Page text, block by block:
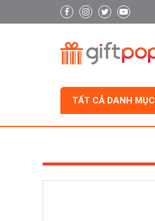
TẤT CẢ DANH MỤC